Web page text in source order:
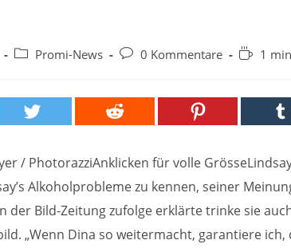
Beitrags-
Promi-News
Beitrags-
0 Kommentare 1
/ PhotorazziAnklicken für volle
Alkoholprobleme zu kennen, seiner
der Bild-Zeitung zufolge erklärte trinke sie
„Wenn Dina so weitermacht, garantiere